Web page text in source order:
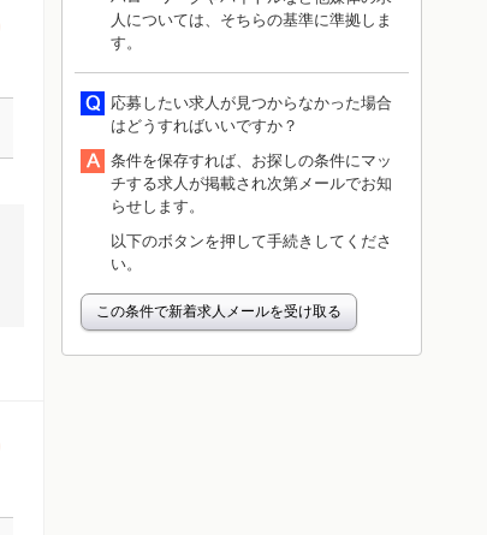
人については、そちらの基準に準拠しま
す。
応募したい求人が見つからなかった場合
はどうすればいいですか？
条件を保存すれば、お探しの条件にマッ
チする求人が掲載され次第メールでお知
らせします。
以下のボタンを押して手続きしてくださ
い。
この条件で新着求人メールを受け取る